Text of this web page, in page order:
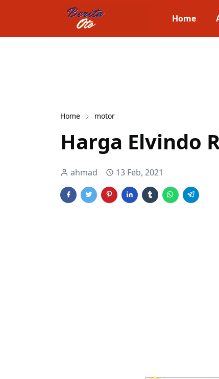
Home
Home motor
Harga Elvindo
ahmad 13 Feb, 2021